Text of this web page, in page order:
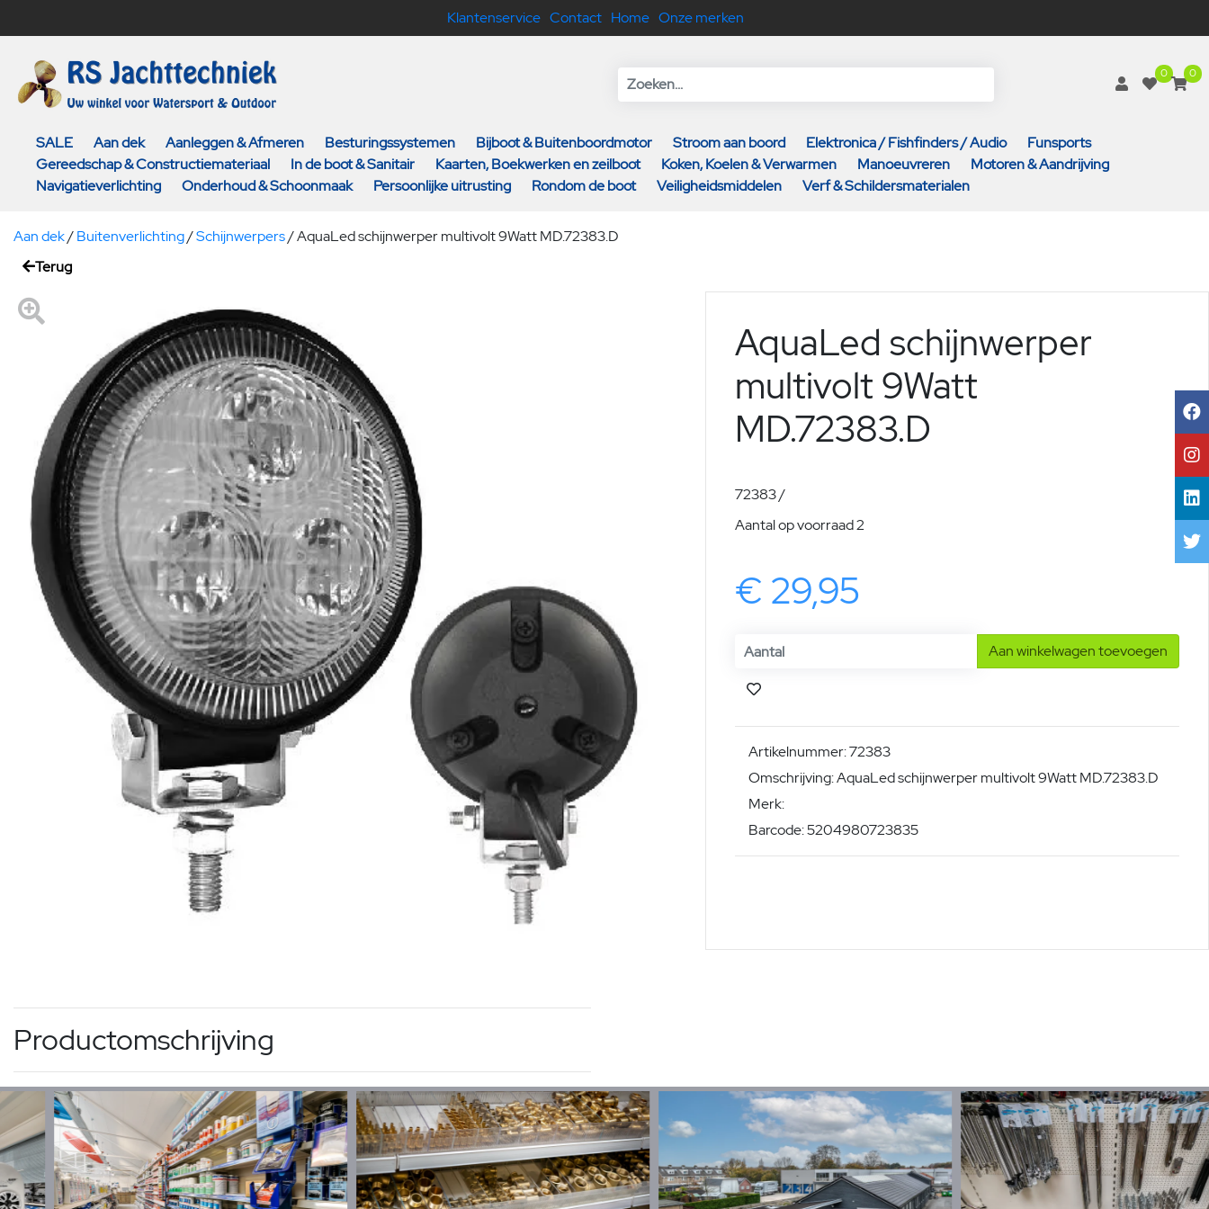
Klantenservice Contact Home Onze merken
0 0
SALE Aan dek Aanleggen & Afmeren Besturingssystemen Bijboot & Buitenboordmotor Stroom aan boord Elektronica / Fishfinders / Audio
Funsports
Gereedschap & Constructiemateriaal
In de boot & Sanitair Kaarten, Boekwerken en zeilboot Koken, Koelen & Verwarmen Manoeuvreren
Motoren & Aandrijving
Navigatieverlichting
Onderhoud & Schoonmaak Persoonlijke uitrusting Rondom de boot Veiligheidsmiddelen Verf & Schildersmaterialen
Aan dek/Buitenverlichting/Schijnwerpers/AquaLed schijnwerper multivolt 9Watt MD.72383.D
Terug
AquaLed schijnwerper
multivolt 9Watt
MD.72383.D
72383 /
Aantal op voorraad 2
€ 29,95
Aan winkelwagen toevoegen
Artikelnummer: 72383
Omschrijving: AquaLed schijnwerper multivolt 9Watt MD.72383.D
Merk:
Barcode: 5204980723835
Productomschrijving